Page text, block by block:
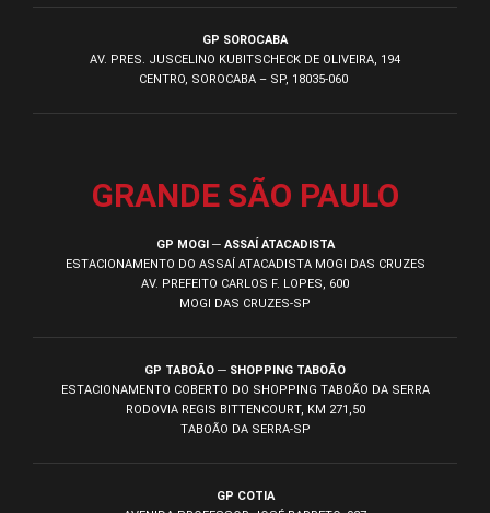
GP SOROCABA
AV. PRES. JUSCELINO KUBITSCHECK DE OLIVEIRA, 194
CENTRO, SOROCABA – SP, 18035-060
GRANDE SÃO PAULO
GP MOGI ─ ASSAÍ ATACADISTA
ESTACIONAMENTO DO ASSAÍ ATACADISTA MOGI DAS CRUZES
AV. PREFEITO CARLOS F. LOPES, 600
MOGI DAS CRUZES-SP
GP TABOÃO ─ SHOPPING TABOÃO
ESTACIONAMENTO COBERTO DO SHOPPING TABOÃO DA SERRA
RODOVIA REGIS BITTENCOURT, KM 271,50
TABOÃO DA SERRA-SP
GP COTIA